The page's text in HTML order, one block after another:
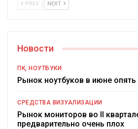
PREV NEXT
Новости
ПК, НОУТБУКИ
Рынок ноутбуков в июне опять
СРЕДСТВА ВИЗУАЛИЗАЦИИ
Рынок мониторов во II
предварительно очень плох